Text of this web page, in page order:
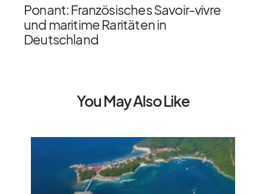
Ponant: Französisches Savoir-vivre
und maritime Raritäten in
Deutschland
You May Also Like